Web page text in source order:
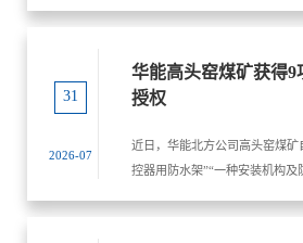
31
2026-07
华能高头窑煤矿获得9
授权
近日，华能北方公司高头窑煤矿
控器用防水架”“一种安装机构及